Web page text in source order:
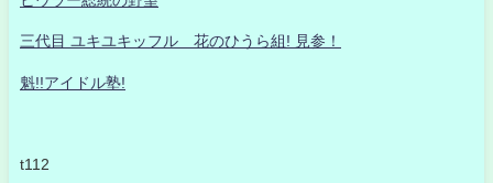
三代目 ユキユキッフル 花のひうら組! 見参！
魁!!アイドル塾!
t112